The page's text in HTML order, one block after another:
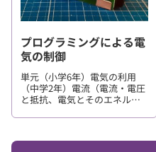
プログラミングによる電
気の制御
単元（小学6年）電気の利用
（中学2年）電流（電流・電圧
と抵抗、電気とそのエネルギ
人間（エネルギーと物質）目
電気の働きを目的に合わせて